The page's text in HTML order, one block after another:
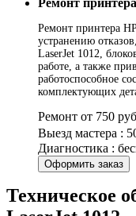
Ремонт принтера
устранению
LaserJet 1012,
работе, а также
работоспособное
комплектующих
Ремонт от 750
Выезд мастера :
Диагностика :
Оформить заказ
Техническое